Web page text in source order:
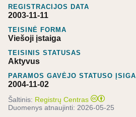
REGISTRACIJOS DATA
2003-11-11
TEISINĖ FORMA
Viešoji įstaiga
TEISINIS STATUSAS
Aktyvus
PARAMOS GAVĖJO STATUSO
2004-11-02
Šaltinis: Registrų Centras
Duomenys atnaujinti: 2026-05-25